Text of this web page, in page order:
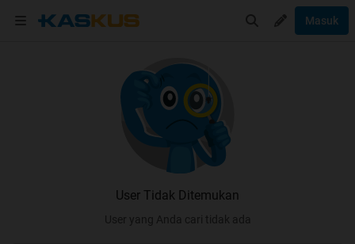
Masuk
User Tidak Ditemukan
User yang Anda cari tidak ada